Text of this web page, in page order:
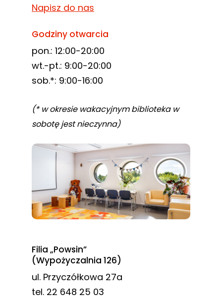
Napisz do nas
Godziny otwarcia
pon.: 12:00-20:00
wt.-pt.: 9:00-20:00
sob.*: 9:00-16:00
(* w okresie wakacyjnym biblioteka w
sobotę jest nieczynna)
Filia „Powsin”
(Wypożyczalnia 126)
ul. Przyczółkowa 27a
tel. 22 648 25 03